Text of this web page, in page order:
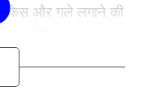
किस और गले लगाने की